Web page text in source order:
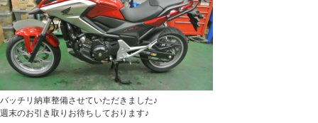
バッチリ納車整備させていただきました♪
週末のお引き取りお待ちしております♪